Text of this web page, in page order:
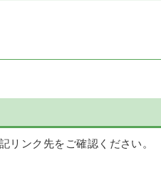
リンク先をご確認ください。